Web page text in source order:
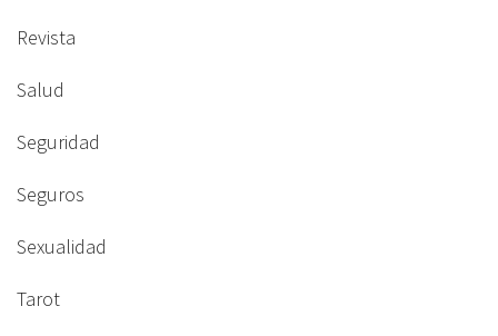
Revista
Salud
Seguridad
Seguros
Sexualidad
Tarot